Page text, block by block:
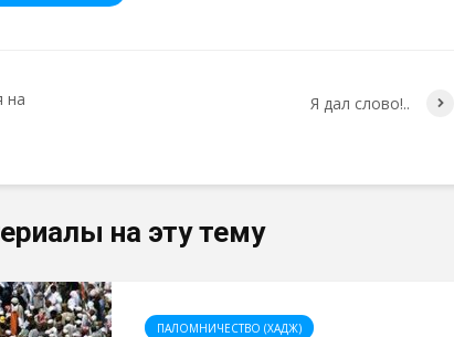
на
Я дал слово!..
на эту тему
ПАЛОМНИЧЕСТВО (ХАДЖ)